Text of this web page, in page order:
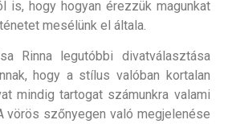
is, hogy hogyan érezzük magunkat
mesélünk el általa.
Rinna legutóbbi divatválasztása
hogy a stílus valóban kortalan
mindig tartogat számunkra valami
vörös szőnyegen való megjelenése